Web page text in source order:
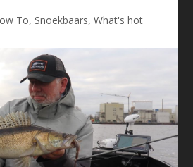
To, Snoekbaars, What's hot